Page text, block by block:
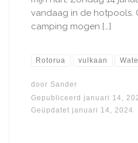
vandaag in de hotpools.
camping mogen […]
Rotorua vulkaan
door Sander
Gepubliceerd januari 14,
Geüpdatet januari 14, 2024